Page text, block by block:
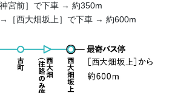
宮前］で下車 → 約350m
西大畑坂上］で下車 → 約600m